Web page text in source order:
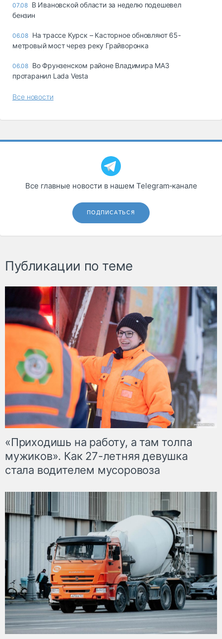
07.08 В Ивановской области за неделю подешевел
бензин
06.08 На трассе Курск – Касторное обновляют 65-
метровый мост через реку Грайворонка
06.08 Во Фрунзенском районе Владимира МАЗ
протаранил Lada Vesta
Все новости
Все главные новости в нашем Telegram‑канале
ПОДПИСАТЬСЯ
Публикации по теме
«Приходишь на работу, а там толпа
мужиков». Как 27-летняя девушка
стала водителем мусоровоза